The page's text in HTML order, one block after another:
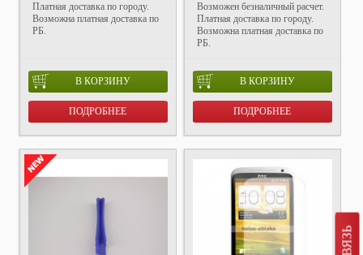
Платная доставка по городу.
Возможна платная доставка по
РБ.
В КОРЗИНУ
ПОДРОБНЕЕ
Возможен безналичный расчет.
Платная доставка по городу.
Возможна платная доставка по
РБ.
В КОРЗИНУ
ПОДРОБНЕЕ